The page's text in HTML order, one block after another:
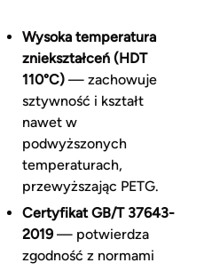
Wysoka temperatura
zniekształceń (HDT
110°C)— zachowuje
sztywność i kształt
nawet w
podwyższonych
temperaturach,
przewyższając PETG.
Certyfikat GB/T 37643-
2019— potwierdza
zgodność z normami